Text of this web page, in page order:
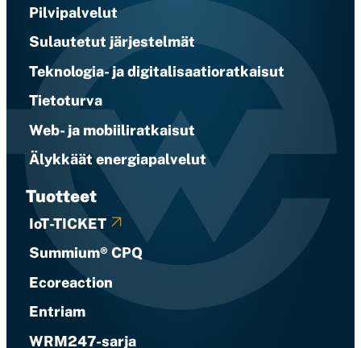
Pilvipalvelut
Sulautetut järjestelmät
Teknologia- ja digitalisaatioratkaisut
Tietoturva
Web- ja mobiiliratkaisut
Älykkäät energiapalvelut
Tuotteet
IoT-TICKET
Summium® CPQ
Ecoreaction
Entriam
WRM247-sarja